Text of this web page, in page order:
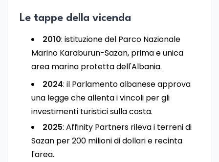
Le tappe della vicenda
2010: istituzione del Parco Nazionale
Marino Karaburun-Sazan, prima e unica
area marina protetta dell'Albania.
2024: il Parlamento albanese approva
una legge che allenta i vincoli per gli
investimenti turistici sulla costa.
2025: Affinity Partners rileva i terreni di
Sazan per 200 milioni di dollari e recinta
l'area.